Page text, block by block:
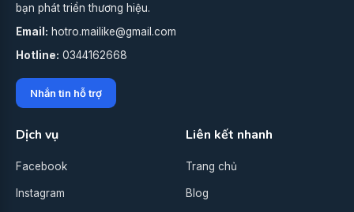
bạn phát triển thương hiệu.
Email: hotro.mailike@gmail.com
Hotline: 0344162668
Nhắn tin hỗ trợ
Dịch vụ
Facebook
Instagram
Liên kết nhanh
Trang chủ
Blog